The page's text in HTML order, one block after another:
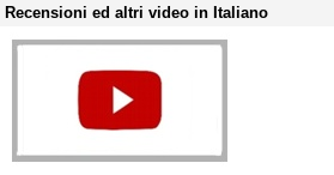
Recensioni ed altri video in Italiano